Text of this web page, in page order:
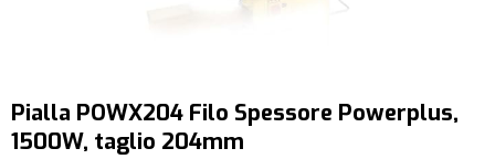
Pialla POWX204 Filo Spessore Powerplus,
1500W, taglio 204mm